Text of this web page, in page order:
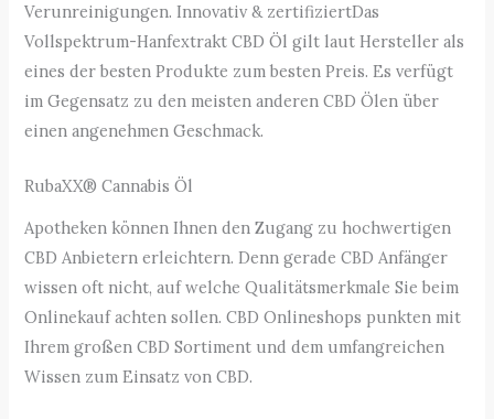
Verunreinigungen. Innovativ & zertifiziertDas
Vollspektrum-Hanfextrakt CBD Öl gilt laut Hersteller als
eines der besten Produkte zum besten Preis. Es verfügt
im Gegensatz zu den meisten anderen CBD Ölen über
einen angenehmen Geschmack.
RubaXX® Cannabis Öl
Apotheken können Ihnen den Zugang zu hochwertigen
CBD Anbietern erleichtern. Denn gerade CBD Anfänger
wissen oft nicht, auf welche Qualitätsmerkmale Sie beim
Onlinekauf achten sollen. CBD Onlineshops punkten mit
Ihrem großen CBD Sortiment und dem umfangreichen
Wissen zum Einsatz von CBD.